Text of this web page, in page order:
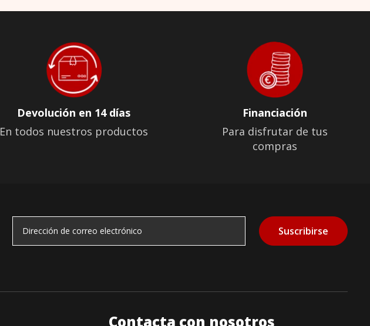
Devolución en 14 días
En todos nuestros productos
Financiación
Para disfrutar de tus
compras
Suscribirse
Contacta con nosotros